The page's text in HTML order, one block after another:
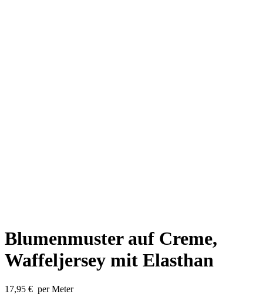
Blumenmuster auf Creme,
Waffeljersey mit Elasthan
17,95 € per Meter